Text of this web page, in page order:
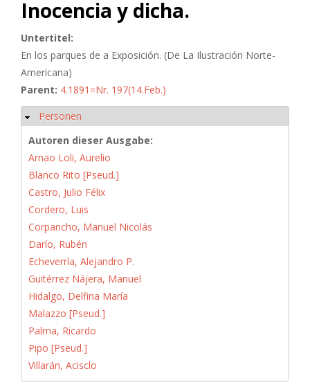
Inocencia y dicha.
Untertitel:
En los parques de a Exposición. (De La Ilustración Norte-
Americana)
Parent: 4.1891=Nr. 197(14.Feb.)
Hide
Personen
Autoren dieser Ausgabe:
Arnao Loli, Aurelio
Blanco Rito [Pseud.]
Castro, Julio Félix
Cordero, Luis
Corpancho, Manuel Nicolás
Darío, Rubén
Echeverría, Alejandro P.
Guitérrez Nájera, Manuel
Hidalgo, Delfina María
Malazzo [Pseud.]
Palma, Ricardo
Pipo [Pseud.]
Villarán, Acisclo